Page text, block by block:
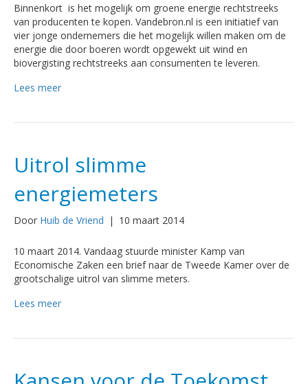
Binnenkort is het mogelijk om groene energie rechtstreeks
van producenten te kopen. Vandebron.nl is een initiatief van
vier jonge ondernemers die het mogelijk willen maken om de
energie die door boeren wordt opgewekt uit wind en
biovergisting rechtstreeks aan consumenten te leveren.
Lees meer
Uitrol slimme
energiemeters
Door Huib de Vriend | 10 maart 2014
10 maart 2014. Vandaag stuurde minister Kamp van
Economische Zaken een brief naar de Tweede Kamer over de
grootschalige uitrol van slimme meters.
Lees meer